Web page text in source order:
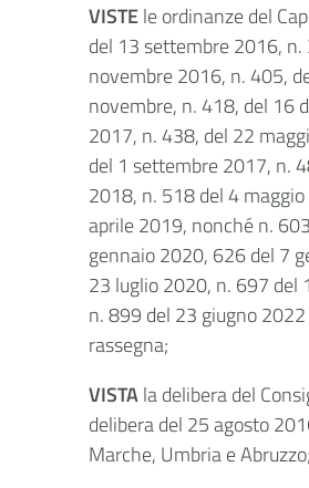
VISTEle ordinanze del
del 13 settembre 2016,
novembre 2016, n. 405,
novembre, n. 418, del 16
2017, n. 438, del 22
del 1 settembre 2017, n.
2018, n. 518 del 4
aprile 2019, nonché n.
gennaio 2020, 626 del 7
23 luglio 2020, n. 697 del
n. 899 del 23 giugno
rassegna;
VISTAla delibera del
delibera del 25 agosto
Marche, Umbria e Abruzzo;